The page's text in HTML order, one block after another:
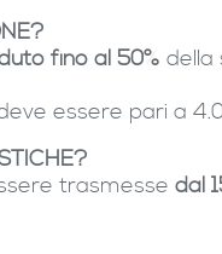
fino al 50% della
essere pari a
trasmesse dal